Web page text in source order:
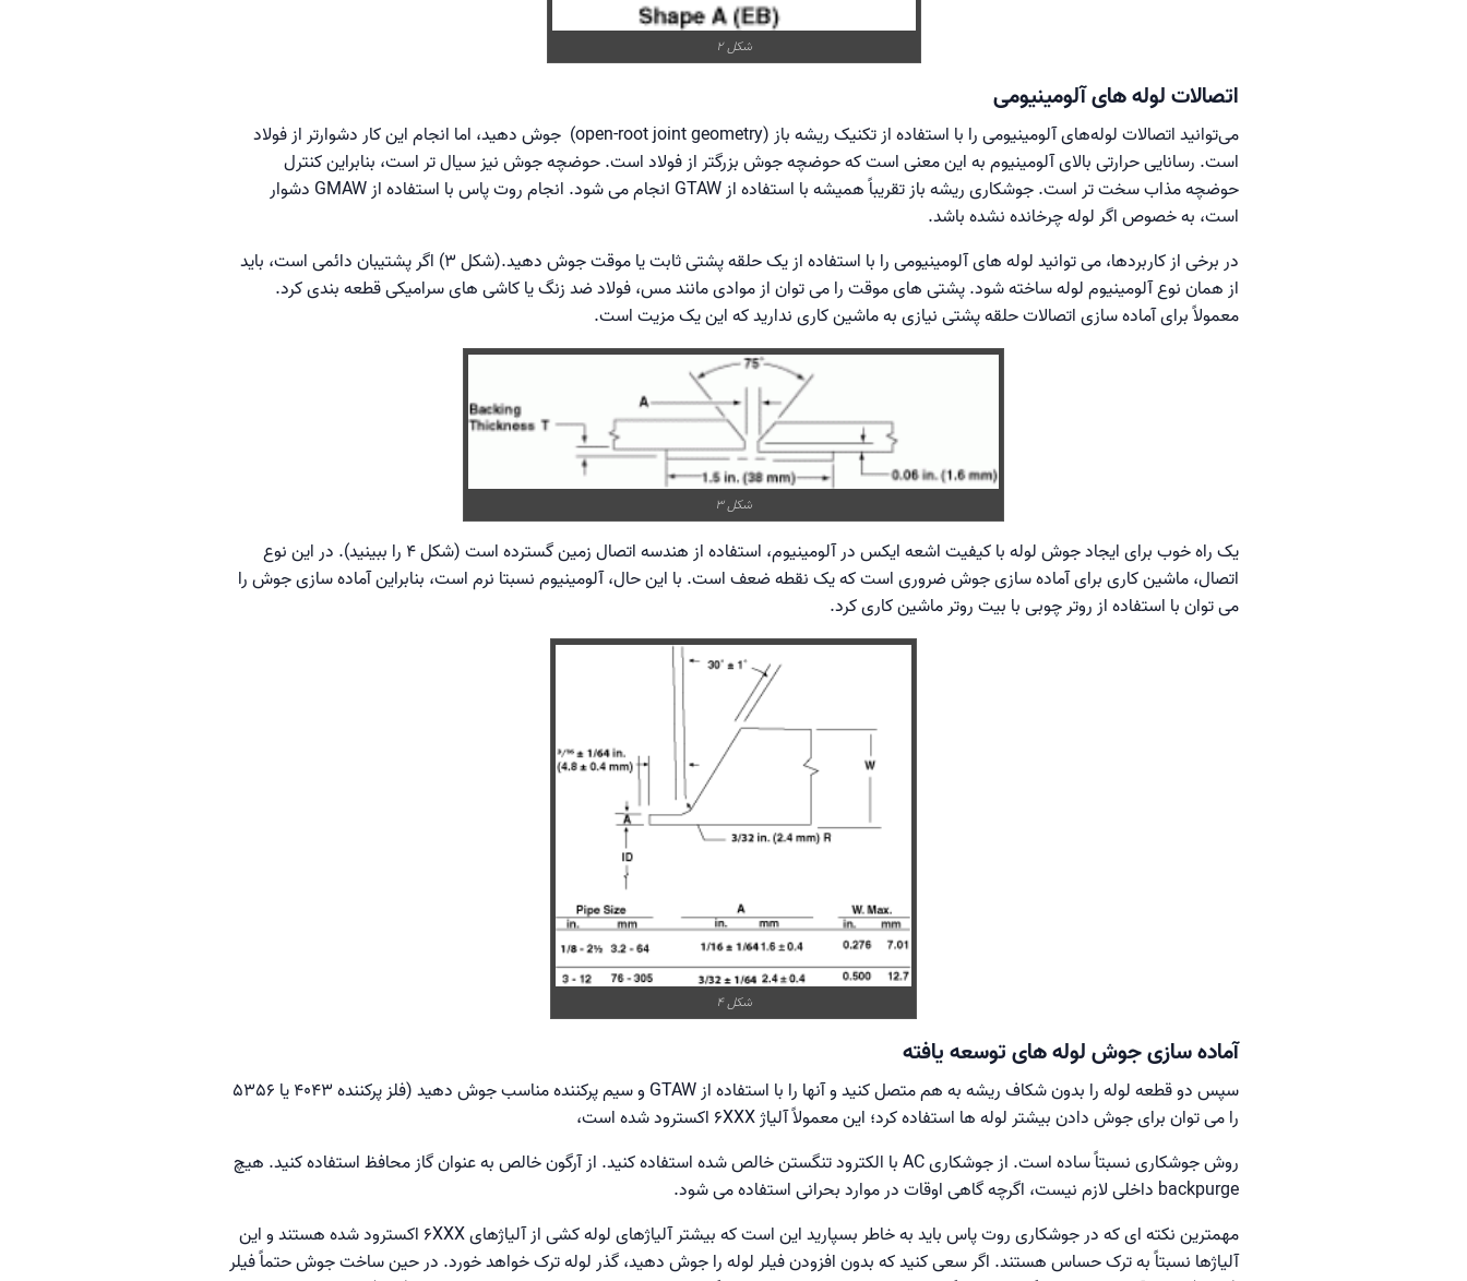
شکل 2
اتصالات لوله های آلومینیومی
می‌توانید اتصالات لوله‌های آلومینیومی را با استفاده از تکنیک ریشه باز (open-root joint geometry) جوش دهید، اما انجام این کار دشوارتر از فولاد
است. رسانایی حرارتی بالای آلومینیوم به این معنی است که حوضچه جوش بزرگتر از فولاد است. حوضچه جوش نیز سیال تر است، بنابراین کنترل
حوضچه مذاب سخت تر است. جوشکاری ریشه باز تقریباً همیشه با استفاده از GTAW انجام می شود. انجام روت پاس با استفاده از GMAW دشوار
است، به خصوص اگر لوله چرخانده نشده باشد.
در برخی از کاربردها، می توانید لوله های آلومینیومی را با استفاده از یک حلقه پشتی ثابت یا موقت جوش دهید.(شکل 3) اگر پشتیبان دائمی است، باید
از همان نوع آلومینیوم لوله ساخته شود. پشتی های موقت را می توان از موادی مانند مس، فولاد ضد زنگ یا کاشی های سرامیکی قطعه بندی کرد.
معمولاً برای آماده سازی اتصالات حلقه پشتی نیازی به ماشین کاری ندارید که این یک مزیت است.
شکل 3
یک راه خوب برای ایجاد جوش لوله با کیفیت اشعه ایکس در آلومینیوم، استفاده از هندسه اتصال زمین گسترده است (شکل 4 را ببینید). در این نوع
اتصال، ماشین کاری برای آماده سازی جوش ضروری است که یک نقطه ضعف است. با این حال، آلومینیوم نسبتا نرم است، بنابراین آماده سازی جوش را
می توان با استفاده از روتر چوبی با بیت روتر ماشین کاری کرد.
شکل 4
آماده سازی جوش لوله های توسعه یافته
سپس دو قطعه لوله را بدون شکاف ریشه به هم متصل کنید و آنها را با استفاده از GTAW و سیم پرکننده مناسب جوش دهید (فلز پرکننده 4043 یا 5356
را می توان برای جوش دادن بیشتر لوله ها استفاده کرد؛ این معمولاً آلیاژ 6XXX اکسترود شده است،
روش جوشکاری نسبتاً ساده است. از جوشکاری AC با الکترود تنگستن خالص شده استفاده کنید. از آرگون خالص به عنوان گاز محافظ استفاده کنید. هیچ
backpurge داخلی لازم نیست، اگرچه گاهی اوقات در موارد بحرانی استفاده می شود.
مهمترین نکته ای که در جوشکاری روت پاس باید به خاطر بسپارید این است که بیشتر آلیاژهای لوله کشی از آلیاژهای 6XXX اکسترود شده هستند و این
آلیاژها نسبتاً به ترک حساس هستند. اگر سعی کنید که بدون افزودن فیلر لوله را جوش دهید، گذر لوله ترک خواهد خورد. در حین ساخت جوش حتماً فیلر